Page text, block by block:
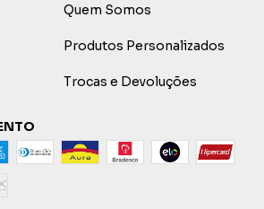
Quem Somos
Produtos Personalizados
Trocas e Devoluções